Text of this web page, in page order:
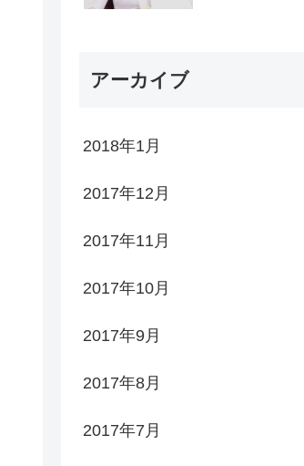
アーカイブ
2018年1月
2017年12月
2017年11月
2017年10月
2017年9月
2017年8月
2017年7月